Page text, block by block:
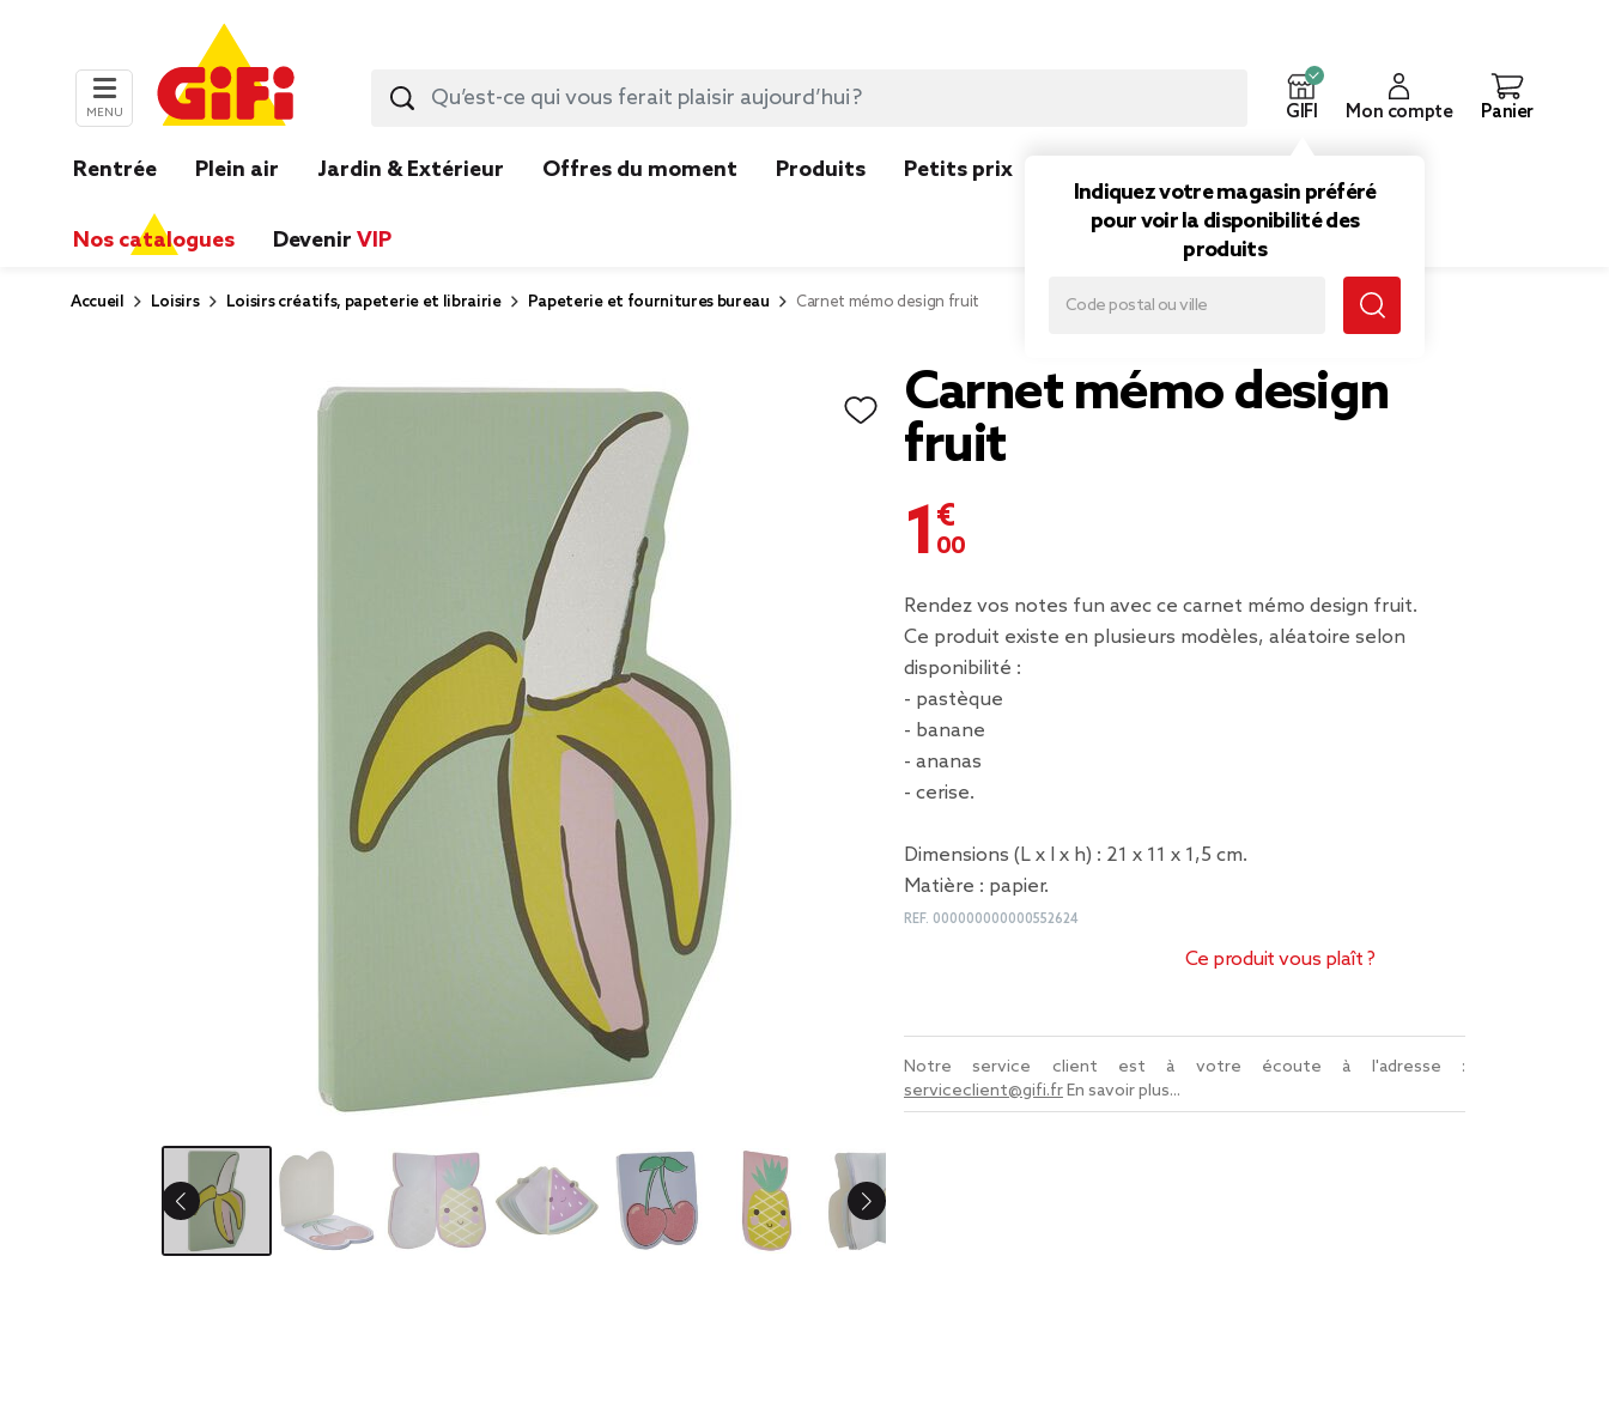
MENU GIFI
Indiquez votre magasin préféré
pour voir la disponibilité des
produits
Mon compte Panier
Rentrée Plein air Jardin & Extérieur Offres du moment Produits Petits prix
Nos catalogues Devenir VIP
Accueil Loisirs Loisirs créatifs, papeterie et librairie Papeterie et fournitures bureau Carnet mémo design fruit
Carnet mémo design
fruit
1,00 €
Rendez vos notes fun avec ce carnet mémo design fruit.
Ce produit existe en plusieurs modèles, aléatoire selon
disponibilité :
- pastèque
- banane
- ananas
- cerise.
Dimensions (L x l x h) : 21 x 11 x 1,5 cm.
Matière : papier.
REF. 000000000000552624
Ce produit vous plaît ?
Notre service client est à votre écoute à l'adresse :
serviceclient@gifi.frEn savoir plus...